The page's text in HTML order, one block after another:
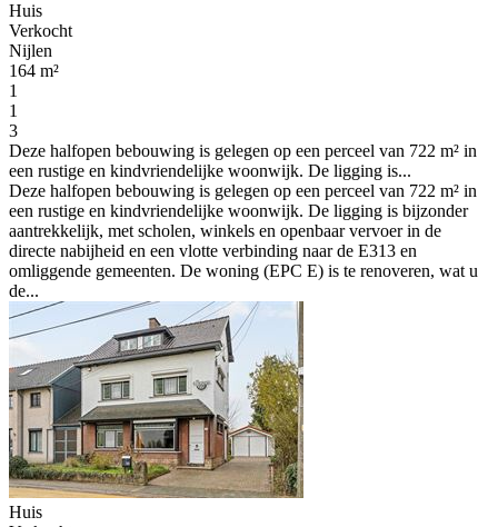
Huis
Verkocht
Nijlen
164 m²
1
1
3
Deze halfopen bebouwing is gelegen op een perceel van 722 m² in
een rustige en kindvriendelijke woonwijk. De ligging is...
Deze halfopen bebouwing is gelegen op een perceel van 722 m² in
een rustige en kindvriendelijke woonwijk. De ligging is bijzonder
aantrekkelijk, met scholen, winkels en openbaar vervoer in de
directe nabijheid en een vlotte verbinding naar de E313 en
omliggende gemeenten. De woning (EPC E) is te renoveren, wat u
de...
Huis